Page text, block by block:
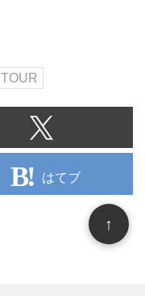
TOUR
はてブ
↑